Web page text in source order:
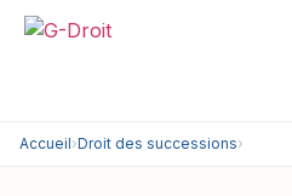
Accueil›Droit des successions›